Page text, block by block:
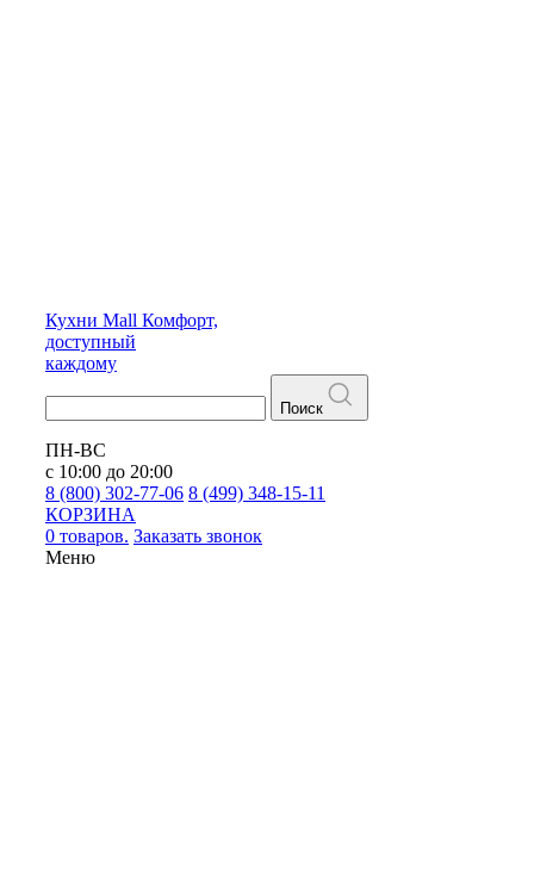
Кухни Mall Комфорт,
доступный
каждому
Поиск
ПН-ВС
с 10:00 до 20:00
8 (800) 302-77-06 8 (499) 348-15-11
КОРЗИНА
0 товаров. Заказать звонок
Меню